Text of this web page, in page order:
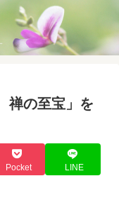
禅の至宝」を
Pocket LINE